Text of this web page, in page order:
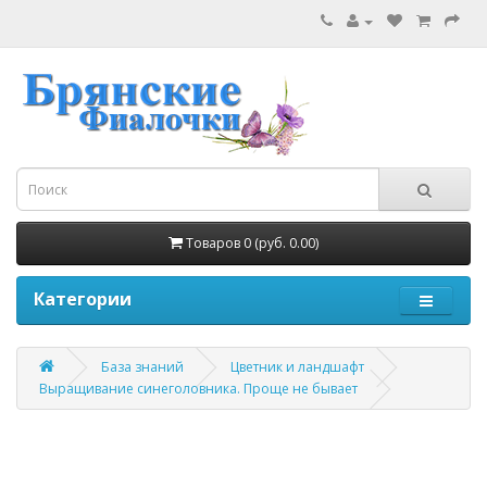
Товаров 0 (руб. 0.00)
Категории
База знаний
Цветник и ландшафт
Выращивание синеголовника. Проще не бывает